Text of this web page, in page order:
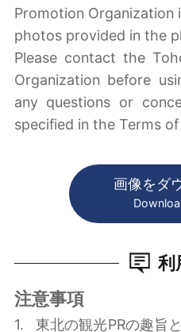
Promotion Organization
photos provided in the
Please contact the
Organization before
any questions or
specified in the Terms of
画像をダ
利
注意事項
東北の観光PRの趣旨